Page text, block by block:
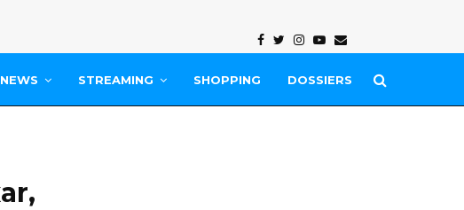
Facebook
Twitter
Instagram
Youtube
Email
NEWS STREAMING SHOPPING DOSSIERS